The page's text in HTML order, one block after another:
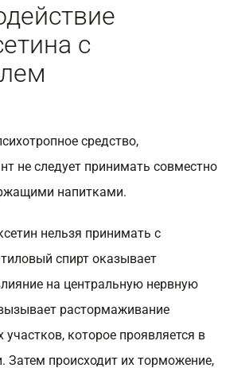
с
средство,
не следует принимать совместно
напитками.
нельзя принимать с
спирт оказывает
на центральную нервную
растормаживание
участков, которое проявляется в
Затем происходит их торможение,